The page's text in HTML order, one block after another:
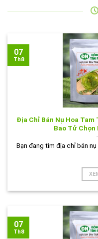
Địa Chỉ Bán Nụ Hoa
Bao Tử Chọn
Bạn đang tìm địa chỉ bán
07
Th8
07
Th8